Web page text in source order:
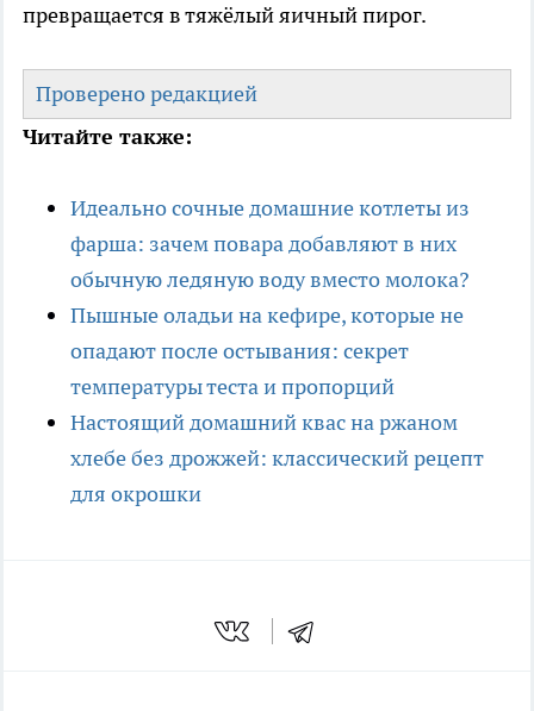
превращается в тяжёлый яичный пирог.
Проверено редакцией
Читайте также:
Идеально сочные домашние котлеты из
фарша: зачем повара добавляют в них
обычную ледяную воду вместо молока?
Пышные оладьи на кефире, которые не
опадают после остывания: секрет
температуры теста и пропорций
Настоящий домашний квас на ржаном
хлебе без дрожжей: классический рецепт
для окрошки